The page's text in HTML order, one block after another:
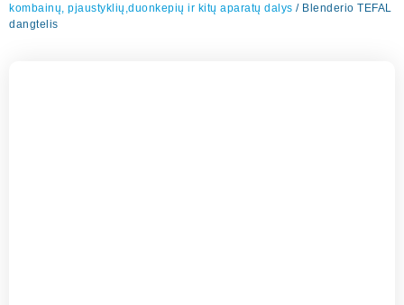
kombainų, pjaustyklių,duonkepių ir kitų aparatų dalys / Blenderio TEFAL
dangtelis